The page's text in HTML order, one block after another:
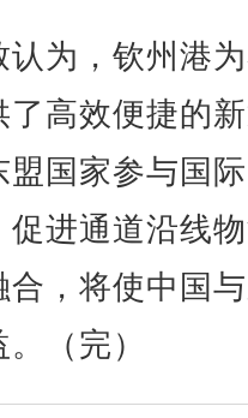
为，钦州港
高效便捷的
国家参与国
促进通道沿线
合，将使中国
（完）